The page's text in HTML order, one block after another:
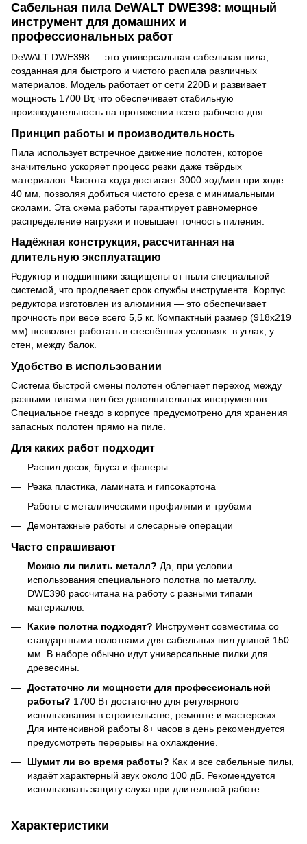
Сабельная пила DeWALT DWE398: мощный
инструмент для домашних и
профессиональных работ
DeWALT DWE398 — это универсальная сабельная пила,
созданная для быстрого и чистого распила различных
материалов. Модель работает от сети 220В и развивает
мощность 1700 Вт, что обеспечивает стабильную
производительность на протяжении всего рабочего дня.
Принцип работы и производительность
Пила использует встречное движение полотен, которое
значительно ускоряет процесс резки даже твёрдых
материалов. Частота хода достигает 3000 ход/мин при ходе
40 мм, позволяя добиться чистого среза с минимальными
сколами. Эта схема работы гарантирует равномерное
распределение нагрузки и повышает точность пиления.
Надёжная конструкция, рассчитанная на
длительную эксплуатацию
Редуктор и подшипники защищены от пыли специальной
системой, что продлевает срок службы инструмента. Корпус
редуктора изготовлен из алюминия — это обеспечивает
прочность при весе всего 5,5 кг. Компактный размер (918х219
мм) позволяет работать в стеснённых условиях: в углах, у
стен, между балок.
Удобство в использовании
Система быстрой смены полотен облегчает переход между
разными типами пил без дополнительных инструментов.
Специальное гнездо в корпусе предусмотрено для хранения
запасных полотен прямо на пиле.
Для каких работ подходит
Распил досок, бруса и фанеры
Резка пластика, ламината и гипсокартона
Работы с металлическими профилями и трубами
Демонтажные работы и слесарные операции
Часто спрашивают
Можно ли пилить металл? Да, при условии
использования специального полотна по металлу.
DWE398 рассчитана на работу с разными типами
материалов.
Какие полотна подходят? Инструмент совместима со
стандартными полотнами для сабельных пил длиной 150
мм. В наборе обычно идут универсальные пилки для
древесины.
Достаточно ли мощности для профессиональной
работы? 1700 Вт достаточно для регулярного
использования в строительстве, ремонте и мастерских.
Для интенсивной работы 8+ часов в день рекомендуется
предусмотреть перерывы на охлаждение.
Шумит ли во время работы? Как и все сабельные пилы,
издаёт характерный звук около 100 дБ. Рекомендуется
использовать защиту слуха при длительной работе.
Характеристики